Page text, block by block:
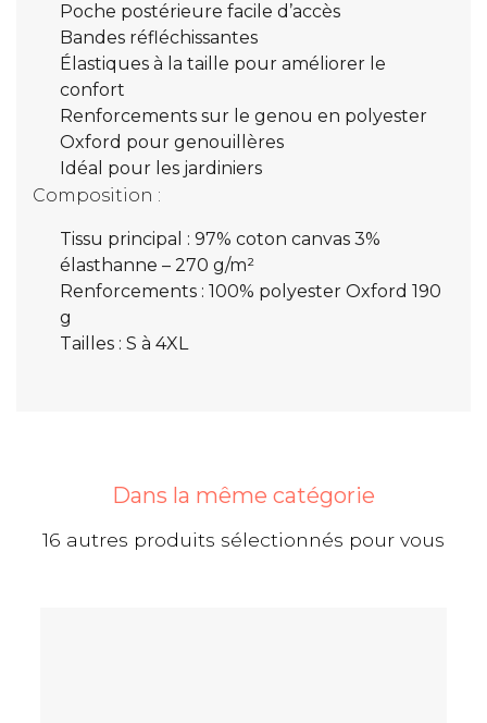
Poche postérieure facile d’accès
Bandes réfléchissantes
Élastiques à la taille pour améliorer le
confort
Renforcements sur le genou en polyester
Oxford pour genouillères
Idéal pour les jardiniers
Composition :
Tissu principal : 97% coton canvas 3%
élasthanne – 270 g/m²
Renforcements : 100% polyester Oxford 190
g
Tailles : S à 4XL
Dans la même catégorie
16 autres produits sélectionnés pour vous